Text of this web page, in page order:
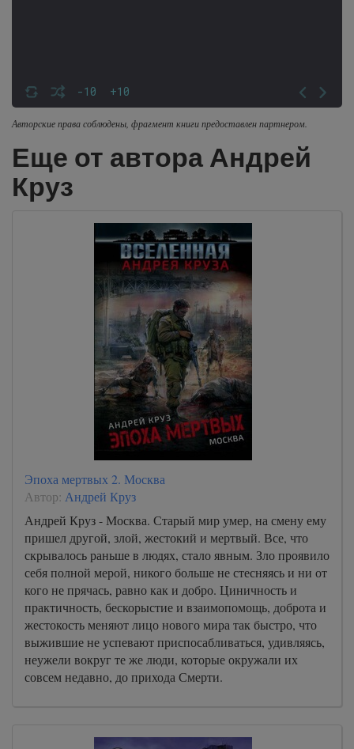
-10 +10
Авторские права соблюдены, фрагмент книги предоставлен партнером.
Еще от автора Андрей
Круз
Эпоха мертвых 2. Москва
Автор: Андрей Круз
Андрей Круз - Москва. Старый мир умер, на смену ему
пришел другой, злой, жестокий и мертвый. Все, что
скрывалось раньше в людях, стало явным. Зло проявило
себя полной мерой, никого больше не стесняясь и ни от
кого не прячась, равно как и добро. Циничность и
практичность, бескорыстие и взаимопомощь, доброта и
жестокость меняют лицо нового мира так быстро, что
выжившие не успевают приспосабливаться, удивляясь,
неужели вокруг те же люди, которые окружали их
совсем недавно, до прихода Смерти.